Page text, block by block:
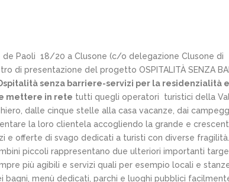
de Paoli 18/20 a Clusone (c/o delegazione Clusone di
di presentazione del progetto OSPITALITÀ SENZA
senza barriere-servizi per la residenzialità
mettere in rete tutti quegli operatori turistici della
dalle cinque stelle alla casa vacanze, dai
la loro clientela accogliendo la grande e
e offerte di svago dedicati a turisti con diverse fragilità.
piccoli rappresentano due ulteriori importanti
più agibili e servizi quali per esempio locali e
menù dedicati, parchi e luoghi pubblici